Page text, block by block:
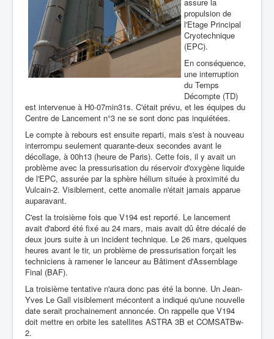
propulsion de
l'Etage Principal
Cryotechnique
(EPC).
En conséquence,
une interruption
du Temps
Décompte (TD)
est intervenue à H0-07min31s. C'était prévu, et les équipes du
Centre de Lancement n°3 ne se sont donc pas inquiétées.
Le compte à rebours est ensuite reparti, mais s'est à nouveau
interrompu seulement quarante-deux secondes avant le
décollage, à 00h13 (heure de Paris). Cette fois, il y avait un
problème avec la pressurisation du réservoir d'oxygène liquide
de l'EPC, assurée par la sphère hélium située à proximité du
Vulcain-2. Visiblement, cette anomalie n'était jamais apparue
auparavant.
C'est la troisième fois que V194 est reporté. Le lancement
avait d'abord été fixé au 24 mars, mais avait dû être décalé de
deux jours suite à un incident technique. Le 26 mars, quelques
heures avant le tir, un problème de pressurisation forçait les
techniciens à ramener le lanceur au Bâtiment d'Assemblage
Final (BAF).
La troisième tentative n'aura donc pas été la bonne. Un Jean-
Yves Le Gall visiblement mécontent a indiqué qu'une nouvelle
date serait prochainement annoncée. On rappelle que V194
doit mettre en orbite les satellites ASTRA 3B et COMSATBw-
2.